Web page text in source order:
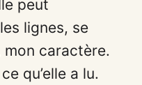
peut
lignes, se
caractère.
qu’elle a lu.